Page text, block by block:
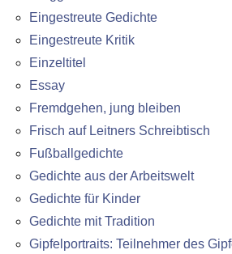
Eingestreute Gedichte
Eingestreute Kritik
Einzeltitel
Essay
Fremdgehen, jung bleiben
Frisch auf Leitners Schreibtisch
Fußballgedichte
Gedichte aus der Arbeitswelt
Gedichte für Kinder
Gedichte mit Tradition
Gipfelportraits: Teilnehmer des